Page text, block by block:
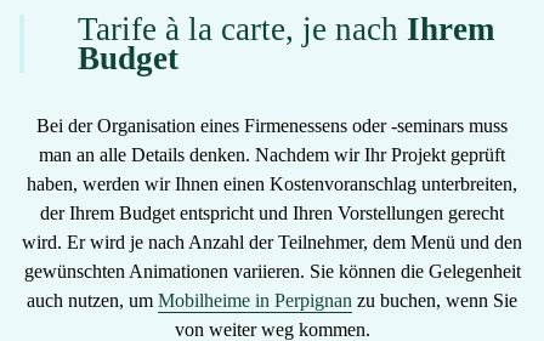
Tarife à la carte, je nach Ihrem
Budget
Bei der Organisation eines Firmenessens oder -seminars muss
man an alle Details denken. Nachdem wir Ihr Projekt geprüft
haben, werden wir Ihnen einen Kostenvoranschlag unterbreiten,
der Ihrem Budget entspricht und Ihren Vorstellungen gerecht
wird. Er wird je nach Anzahl der Teilnehmer, dem Menü und den
gewünschten Animationen variieren. Sie können die Gelegenheit
auch nutzen, um Mobilheime in Perpignan zu buchen, wenn Sie
von weiter weg kommen.